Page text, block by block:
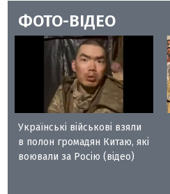
ФОТО-ВІДЕО
Українські військові взяли
в полон громадян Китаю, які
воювали за Росію (відео)